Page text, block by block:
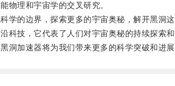
理和宇宙学的交叉研究。
的边界，探索更多的宇宙奥秘，解开黑洞这
技，它代表了人们对宇宙奥秘的持续探索和
加速器将为我们带来更多的科学突破和进展